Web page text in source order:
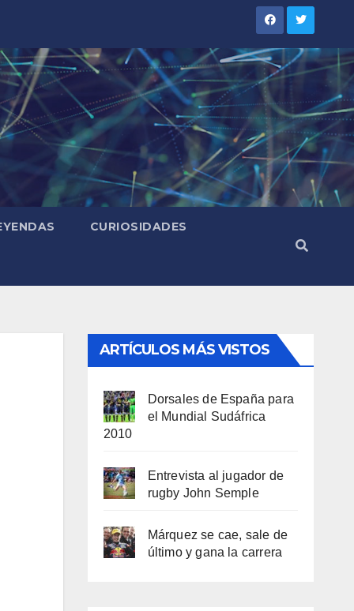
CURIOSIDADES
ARTÍCULOS MÁS VISTOS
Dorsales de España para
el Mundial Sudáfrica
2010
Entrevista al jugador de
rugby John Semple
Márquez se cae, sale de
último y gana la carrera